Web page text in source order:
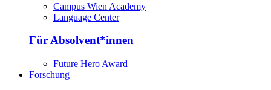
Campus Wien Academy
Language Center
Für Absolvent*innen
Future Hero Award
Forschung